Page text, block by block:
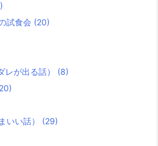
試食会 (20)
が出る話） (8)
いい話） (29)